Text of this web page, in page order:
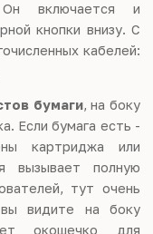
Он включается и
кнопки внизу. С
кабелей:
бумаги, на боку
Если бумага есть -
картриджа или
вызывает полную
тут очень
видите на боку
окошечко для